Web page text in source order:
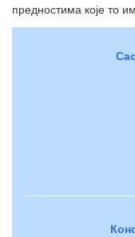
предностима које то